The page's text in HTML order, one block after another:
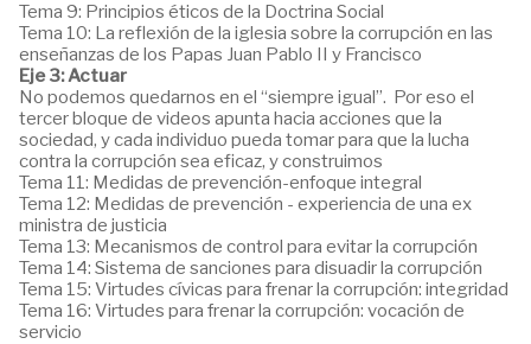
Tema 9: Principios éticos de la Doctrina Social
Tema 10: La reflexión de la iglesia sobre la corrupción en las
enseñanzas de los Papas Juan Pablo II y Francisco
Eje 3: Actuar
No podemos quedarnos en el “siempre igual”. Por eso el
tercer bloque de videos apunta hacia acciones que la
sociedad, y cada individuo pueda tomar para que la lucha
contra la corrupción sea eficaz, y construimos
Tema 11: Medidas de prevención-enfoque integral
Tema 12: Medidas de prevención - experiencia de una ex
ministra de justicia
Tema 13: Mecanismos de control para evitar la corrupción
Tema 14: Sistema de sanciones para disuadir la corrupción
Tema 15: Virtudes cívicas para frenar la corrupción: integridad
Tema 16: Virtudes para frenar la corrupción: vocación de
servicio